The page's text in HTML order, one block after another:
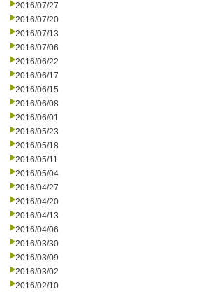
2016/07/27
2016/07/20
2016/07/13
2016/07/06
2016/06/22
2016/06/17
2016/06/15
2016/06/08
2016/06/01
2016/05/23
2016/05/18
2016/05/11
2016/05/04
2016/04/27
2016/04/20
2016/04/13
2016/04/06
2016/03/30
2016/03/09
2016/03/02
2016/02/10